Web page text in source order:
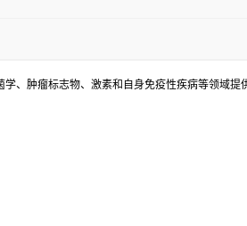
、肿瘤标志物、激素和自身免疫性疾病等领域提